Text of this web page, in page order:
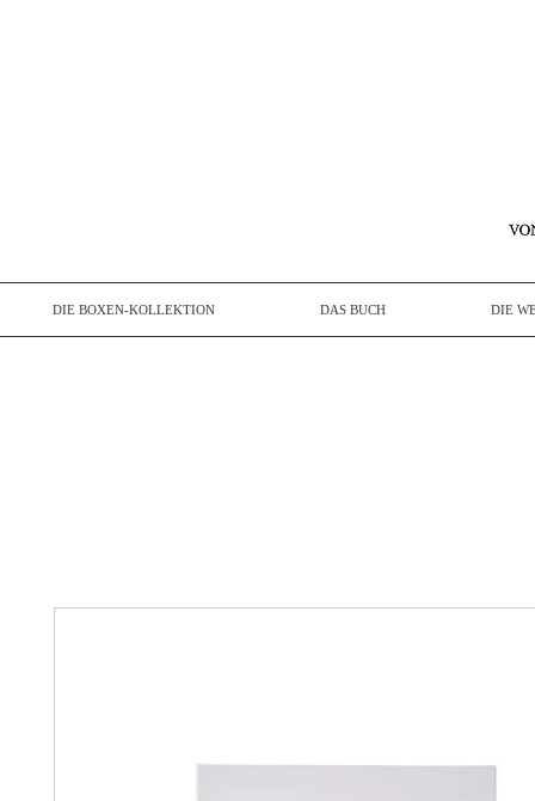
DIE BOXEN-KOLLEKTION DAS BUCH DIE